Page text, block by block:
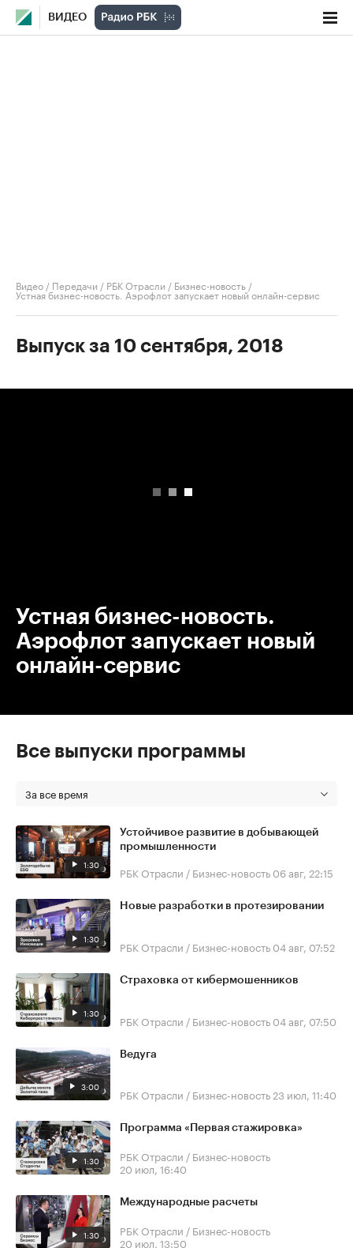
ВИДЕО
Видео / Передачи / РБК Отрасли / Бизнес-новость /
Устная бизнес-новость. Аэрофлот запускает новый онлайн-сервис
Выпуск за 10 сентября, 2018
Устная бизнес-новость.
Аэрофлот запускает новый
онлайн-сервис
Все выпуски программы
За все время
1:30
Устойчивое развитие в добывающей
промышленности
РБК Отрасли / Бизнес-новость 06 авг, 22:15
1:30
Новые разработки в протезировании
РБК Отрасли / Бизнес-новость 04 авг, 07:52
1:30
Страховка от кибермошенников
РБК Отрасли / Бизнес-новость 04 авг, 07:50
3:00
Ведуга
РБК Отрасли / Бизнес-новость 23 июл, 11:40
1:30
Программа «Первая стажировка»
РБК Отрасли / Бизнес-новость
20 июл, 16:40
1:30
Международные расчеты
РБК Отрасли / Бизнес-новость
20 июл, 13:50